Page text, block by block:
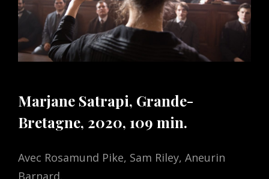
Marjane Satrapi, Grande-
Bretagne, 2020, 109 min.
Avec Rosamund Pike, Sam Riley, Aneurin
Barnard.